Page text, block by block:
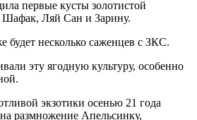
первые кусты золотистой
Шафак, Ляй Сан и Зарину.
будет несколько саженцев с ЗКС.
эту ягодную культуру, особенно
экзотики осенью 21 года
размножение Апельсинку,